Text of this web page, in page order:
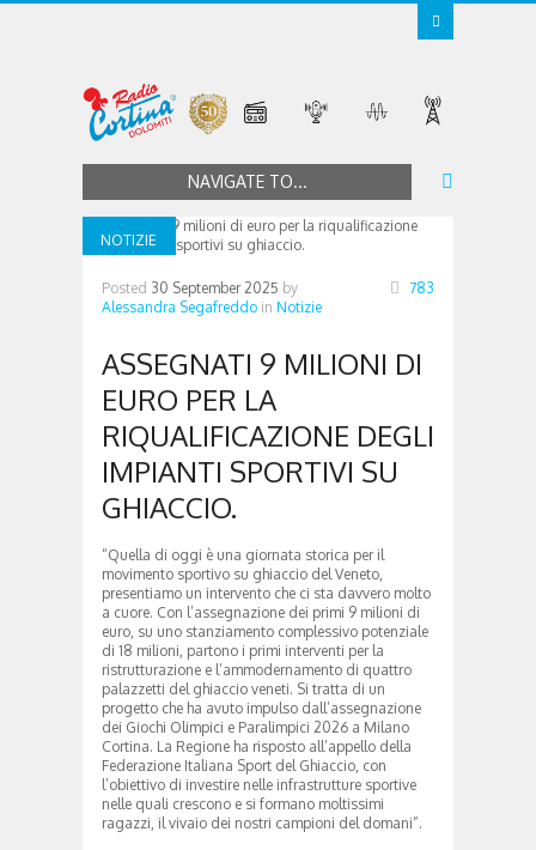
NAVIGATE TO...
NOTIZIE
Posted 30 September 2025 by
Alessandra Segafreddo in Notizie
783
ASSEGNATI 9 MILIONI DI
EURO PER LA
RIQUALIFICAZIONE DEGLI
IMPIANTI SPORTIVI SU
GHIACCIO.
“Quella di oggi è una giornata storica per il
movimento sportivo su ghiaccio del Veneto,
presentiamo un intervento che ci sta davvero molto
a cuore. Con l’assegnazione dei primi 9 milioni di
euro, su uno stanziamento complessivo potenziale
di 18 milioni, partono i primi interventi per la
ristrutturazione e l’ammodernamento di quattro
palazzetti del ghiaccio veneti. Si tratta di un
progetto che ha avuto impulso dall’assegnazione
dei Giochi Olimpici e Paralimpici 2026 a Milano
Cortina. La Regione ha risposto all’appello della
Federazione Italiana Sport del Ghiaccio, con
l’obiettivo di investire nelle infrastrutture sportive
nelle quali crescono e si formano moltissimi
ragazzi, il vivaio dei nostri campioni del domani”.